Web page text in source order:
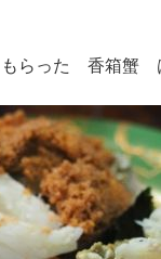
もらった 香箱蟹